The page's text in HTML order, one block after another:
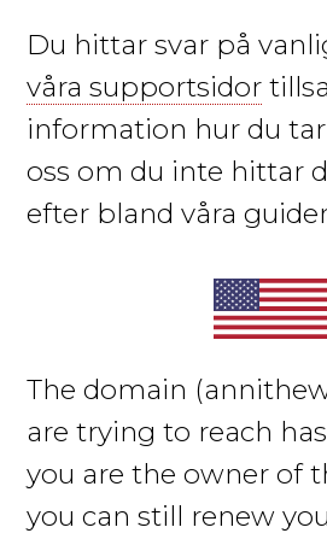
Du hittar svar på
våra supportsidor
information hur du
oss om du inte hittar
efter bland våra
The domain
are trying to reach
you are the owner of
you can still renew